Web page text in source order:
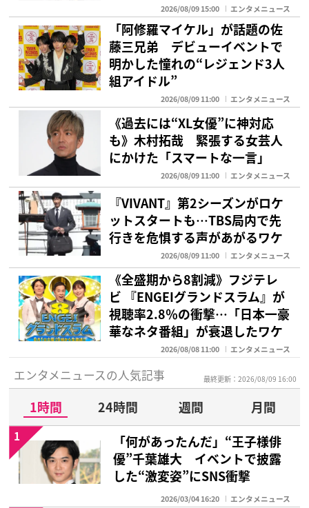
2026/08/09 15:00 エンタメニュース
「阿修羅マイケル」が話題の佐
藤三兄弟 デビューイベントで
明かした憧れの“レジェンド3人
組アイドル”
2026/08/09 11:00 エンタメニュース
《過去には“XL女優”に神対応
も》木村拓哉 緊張する女芸人
にかけた「スマートな一言」
2026/08/09 11:00 エンタメニュース
『VIVANT』第2シーズンがロケ
ットスタートも…TBS局内で先
行きを危惧する声があがるワケ
2026/08/09 11:00 エンタメニュース
《全盛期から8割減》フジテレ
ビ 『ENGEIグランドスラム』が
視聴率2.8％の衝撃…「日本一豪
華なネタ番組」が衰退したワケ
2026/08/08 11:00 エンタメニュース
エンタメニュースの人気記事 最終更新：2026/08/09 16:00
1時間 24時間 週間
月間
「何があったんだ」“王子様俳
優”千葉雄大 イベントで披露
した“激変姿”にSNS衝撃
2026/03/04 16:20 エンタメニュース
1